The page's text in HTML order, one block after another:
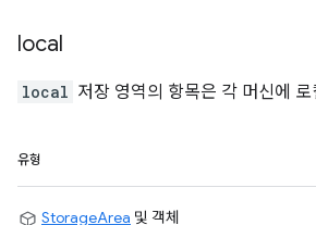
local
local 저장 영역의 항목은 각 머신에
유형
StorageArea 및 객체